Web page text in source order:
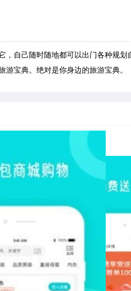
自己随时随地都可以出门各种规
宝典。绝对是你身边的旅游宝典。